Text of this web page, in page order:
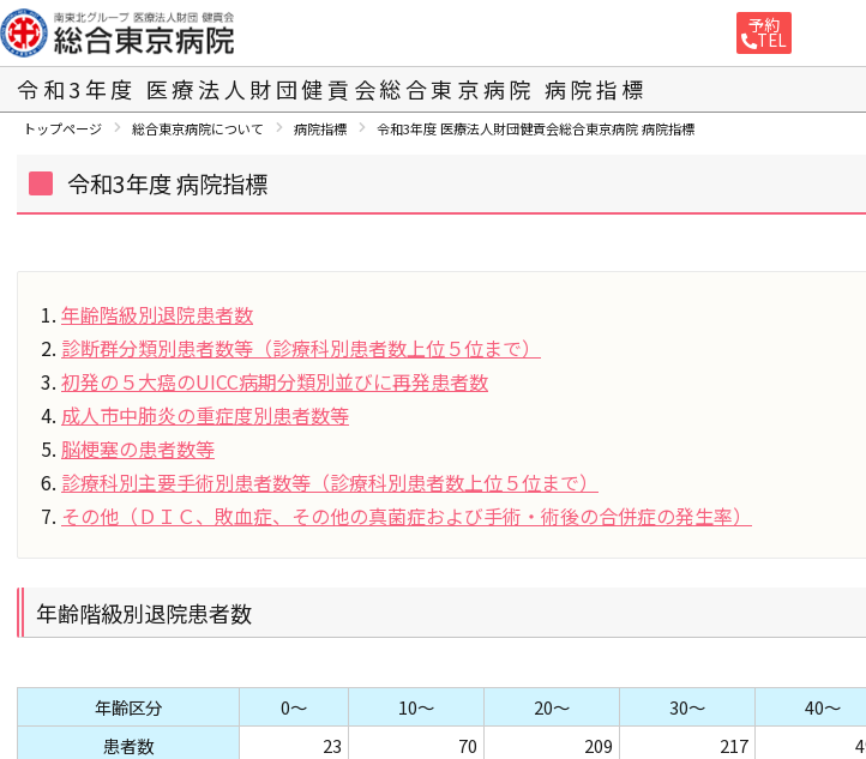
予約
TEL
令和3年度 医療法人財団健貢会総合東京病院 病院指標
トップページ 総合東京病院について 病院指標 令和3年度 医療法人財団健貢会総合東京病院病院指標
令和3年度 病院指標
年齢階級別退院患者数
診断群分類別患者数等（診療科別患者数上位５位まで）
初発の５大癌のUICC病期分類別並びに再発患者数
成人市中肺炎の重症度別患者数等
脳梗塞の患者数等
診療科別主要手術別患者数等（診療科別患者数上位５位まで）
その他（ＤＩＣ、敗血症、その他の真菌症および手術・術後の合併症の発生率）
年齢階級別退院患者数
年齢区分 0～ 10～ 20～ 30～ 40～
患者数
23 70 209 217